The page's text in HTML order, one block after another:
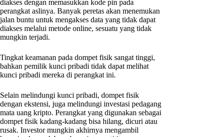
diakses dengan memasukkan kode pin pada
perangkat aslinya. Banyak peretas akan menemukan
jalan buntu untuk mengakses data yang tidak dapat
diakses melalui metode online, sesuatu yang tidak
mungkin terjadi.
Tingkat keamanan pada dompet fisik sangat tinggi,
bahkan pemilik kunci pribadi tidak dapat melihat
kunci pribadi mereka di perangkat ini.
Selain melindungi kunci pribadi, dompet fisik
dengan ekstensi, juga melindungi investasi pedagang
mata uang kripto. Perangkat yang digunakan sebagai
dompet fisik kadang-kadang bisa hilang, dicuri atau
rusak. Investor mungkin akhirnya mengambil